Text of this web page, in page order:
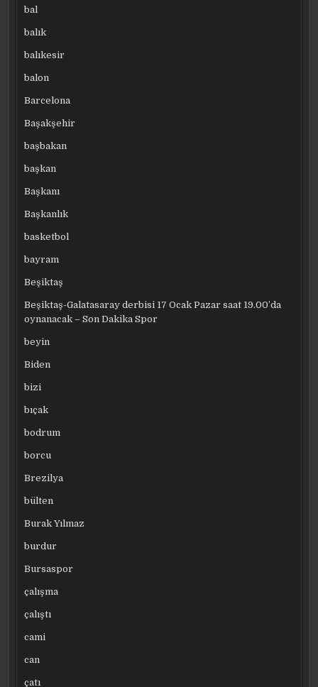
bal
balık
balıkesir
balon
Barcelona
Başakşehir
başbakan
başkan
Başkanı
Başkanlık
basketbol
bayram
Beşiktaş
Beşiktaş-Galatasaray derbisi 17 Ocak Pazar saat 19.00’da
oynanacak – Son Dakika Spor
beyin
Biden
bizi
bıçak
bodrum
borcu
Brezilya
bülten
Burak Yılmaz
burdur
Bursaspor
çalışma
çalıştı
cami
can
çatı